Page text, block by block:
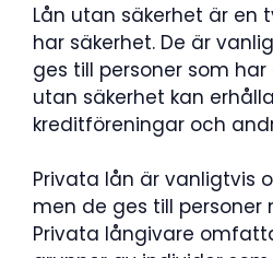
Lån utan säkerhet är en
har säkerhet. De är
ges till personer som har
utan säkerhet kan
kreditföreningar och
Privata lån är vanligtvis
men de ges till personer
Privata långivare